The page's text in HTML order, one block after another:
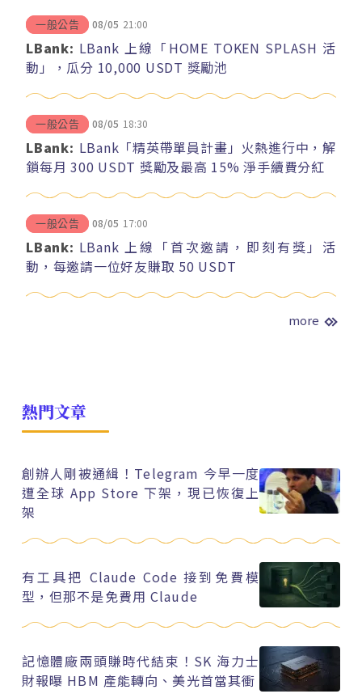
一般公告 08/05 21:00
LBank: LBank 上線「HOME TOKEN SPLASH 活
動」，瓜分 10,000 USDT 獎勵池
一般公告 08/05 18:30
LBank: LBank「精英帶單員計畫」火熱進行中，解
鎖每月 300 USDT 獎勵及最高 15% 淨手續費分紅
一般公告 08/05 17:00
LBank: LBank 上線「首次邀請，即刻有獎」活
動，每邀請一位好友賺取 50 USDT
more
熱門文章
創辦人剛被通緝！Telegram 今早一度
遭全球 App Store 下架，現已恢復上
架
有工具把 Claude Code 接到免費模
型，但那不是免費用 Claude
記憶體廠兩頭賺時代結束！SK 海力士
財報曝 HBM 產能轉向、美光首當其衝